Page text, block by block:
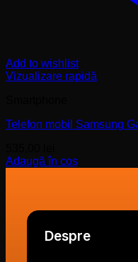
Add to wishlist
Vizualizare rapidă
Telefon mobil Samsung
Adaugă în coș
Despre